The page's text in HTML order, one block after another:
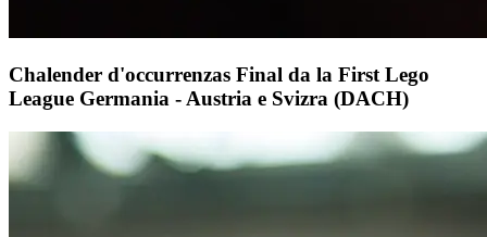
Chalender d'occurrenzas Final da la First Lego
League Germania - Austria e Svizra (DACH)